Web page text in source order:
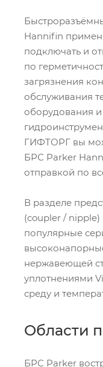
Hannifin
подключать и
по
загрязнения
обслуживания
оборудования
ГИФТОРГ вы
БРС Parker
отправкой по
В разделе
(coupler /
популярные
нержавеющей
уплотнениями
среду и
Области
БРС Parker